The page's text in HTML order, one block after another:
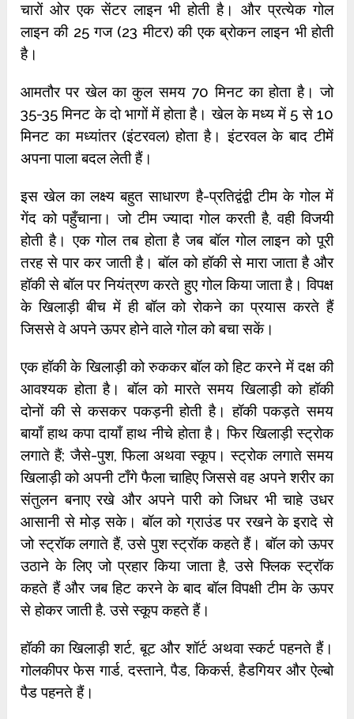
चारों ओर एक सेंटर लाइन भी होती है। और प्रत्येक गोल
लाइन की 25 गज (23 मीटर) की एक ब्रोकन लाइन भी होती
है।
आमतौर पर खेल का कुल समय 70 मिनट का होता है। जो
35-35 मिनट के दो भागों में होता है। खेल के मध्य में 5 से 10
मिनट का मध्यांतर (इंटरवल) होता है। इंटरवल के बाद टीमें
अपना पाला बदल लेती हैं।
इस खेल का लक्ष्य बहुत साधारण है-प्रतिद्वंद्वी टीम के गोल में
गेंद को पहुँचाना। जो टीम ज्यादा गोल करती है, वही विजयी
होती है। एक गोल तब होता है जब बॉल गोल लाइन को पूरी
तरह से पार कर जाती है। बॉल को हॉकी से मारा जाता है और
हॉकी से बॉल पर नियंत्रण करते हुए गोल किया जाता है। विपक्ष
के खिलाड़ी बीच में ही बॉल को रोकने का प्रयास करते हैं
जिससे वे अपने ऊपर होने वाले गोल को बचा सकें।
एक हॉकी के खिलाड़ी को रुककर बॉल को हिट करने में दक्ष की
आवश्यक होता है। बॉल को मारते समय खिलाड़ी को हॉकी
दोनों की से कसकर पकड़नी होती है। हॉकी पकड़ते समय
बायाँ हाथ कपा दायाँ हाथ नीचे होता है। फिर खिलाड़ी स्ट्रोक
लगाते हैं; जैसे-पुश, फिला अथवा स्कूप। स्ट्रोक लगाते समय
खिलाड़ी को अपनी टाँगे फैला चाहिए जिससे वह अपने शरीर का
संतुलन बनाए रखे और अपने पारी को जिधर भी चाहे उधर
आसानी से मोड़ सके। बॉल को ग्राउंड पर रखने के इरादे से
जो स्ट्रॉक लगाते हैं, उसे पुश स्ट्रॉक कहते हैं। बॉल को ऊपर
उठाने के लिए जो प्रहार किया जाता है, उसे फ्लिक स्ट्रॉक
कहते हैं और जब हिट करने के बाद बॉल विपक्षी टीम के ऊपर
से होकर जाती है. उसे स्कूप कहते हैं।
हॉकी का खिलाड़ी शर्ट, बूट और शॉर्ट अथवा स्कर्ट पहनते हैं।
गोलकीपर फेस गार्ड, दस्ताने, पैड, किकर्स, हैडगियर और ऐल्बो
पैड पहनते हैं।